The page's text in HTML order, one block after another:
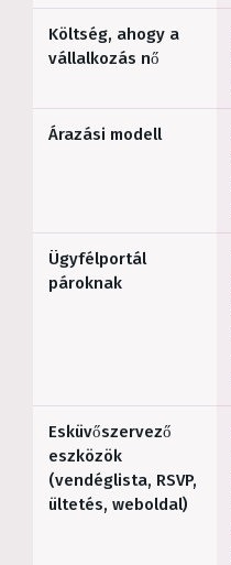
Költség, ahogy a
vállalkozás nő
Árazási modell
Ügyfélportál
pároknak
Esküvőszervező
eszközök
(vendéglista, RSVP,
ültetés, weboldal)